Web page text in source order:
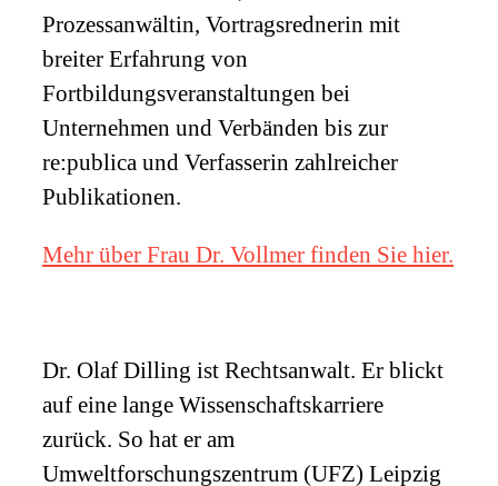
Prozessanwältin, Vortragsrednerin mit
breiter Erfahrung von
Fortbildungsveranstaltungen bei
Unternehmen und Verbänden bis zur
re:publica und Verfasserin zahlreicher
Publikationen.
Mehr über Frau Dr. Vollmer finden Sie hier.
Dr. Olaf Dilling ist Rechtsanwalt. Er blickt
auf eine lange Wissenschaftskarriere
zurück. So hat er am
Umweltforschungszentrum (UFZ) Leipzig